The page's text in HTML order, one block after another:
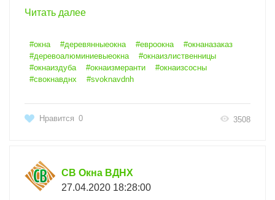
Читать далее
#окна #деревянныеокна #евроокна
#окнаназаказ
#деревоалюминиевыеокна
#окнаизлиственницы
#окнаиздуба
#окнаизмеранти
#окнаизсосны
#свокнавднх
#svoknavdnh
Нравится 0 3508
СВ Окна ВДНХ
27.04.2020 18:28:00